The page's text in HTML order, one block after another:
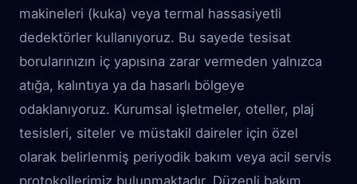
makineleri (kuka) veya termal hassasiyetli
dedektörler kullanıyoruz. Bu sayede tesisat
borularınızın iç yapısına zarar vermeden yalnızca
atığa, kalıntıya ya da hasarlı bölgeye
odaklanıyoruz. Kurumsal işletmeler, oteller, plaj
tesisleri, siteler ve müstakil daireler için özel
olarak belirlenmiş periyodik bakım veya acil servis
protokollerimiz bulunmaktadır. Düzenli bakım,